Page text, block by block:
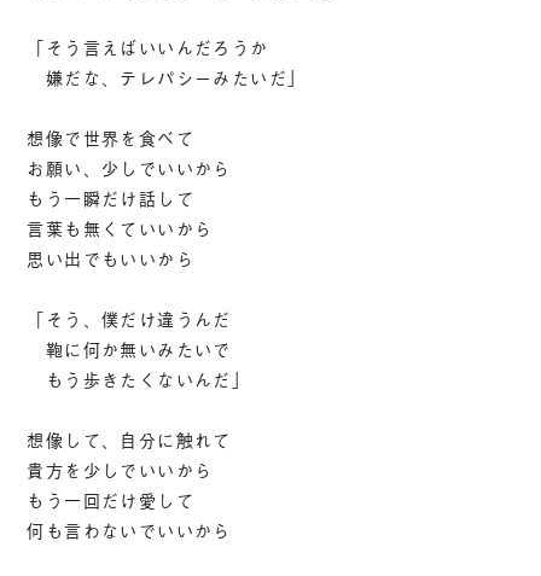
「そう言えばいいんだろうか
嫌だな、テレパシーみたいだ」
想像で世界を食べて
お願い、少しでいいから
もう一瞬だけ話して
言葉も無くていいから
思い出でもいいから
「そう、僕だけ違うんだ
鞄に何か無いみたいで
もう歩きたくないんだ」
想像して、自分に触れて
貴方を少しでいいから
もう一回だけ愛して
何も言わないでいいから